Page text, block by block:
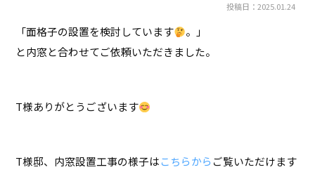
投稿日：2025.01.24
「面格子の設置を検討しています
。」
と内窓と合わせてご依頼いただきました。
T様ありがとうございます
T様邸、内窓設置工事の様子はこちらから ご覧いただけます